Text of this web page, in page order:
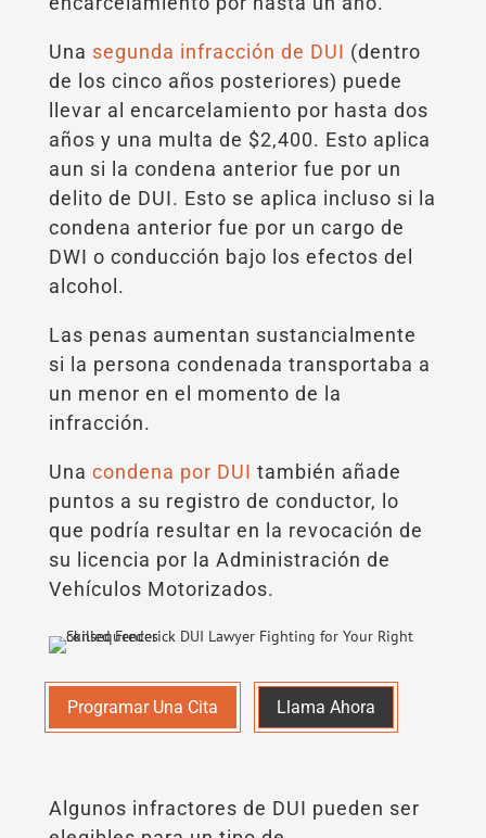
Una segunda infracción de DUI (dentro
de los cinco años posteriores) puede
llevar al encarcelamiento por hasta dos
años y una multa de $2,400. Esto aplica
aun si la condena anterior fue por un
delito de DUI. Esto se aplica incluso si la
condena anterior fue por un cargo de
DWI o conducción bajo los efectos del
alcohol.
Las penas aumentan sustancialmente
si la persona condenada transportaba a
un menor en el momento de la
infracción.
Una condena por DUI también añade
puntos a su registro de conductor, lo
que podría resultar en la revocación de
su licencia por la Administración de
Vehículos Motorizados.
Programar Una Cita Llama Ahora
Algunos infractores de DUI pueden ser